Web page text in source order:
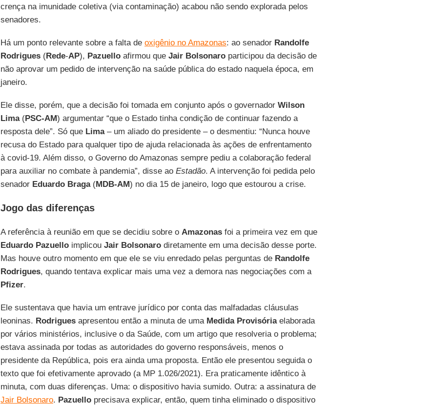
crença na imunidade coletiva (via contaminação) acabou não sendo explorada pelos
senadores.
Há um ponto relevante sobre a falta de oxigênio no Amazonas: ao senador Randolfe
Rodrigues(Rede-AP), Pazuelloafirmou que Jair Bolsonaroparticipou da decisão de
não aprovar um pedido de intervenção na saúde pública do estado naquela época, em
janeiro.
Ele disse, porém, que a decisão foi tomada em conjunto após o governador Wilson
Lima(PSC-AM) argumentar “que o Estado tinha condição de continuar fazendo a
resposta dele”. Só que Lima– um aliado do presidente – o desmentiu: “Nunca houve
recusa do Estado para qualquer tipo de ajuda relacionada às ações de enfrentamento
à covid-19. Além disso, o Governo do Amazonas sempre pediu a colaboração federal
para auxiliar no combate à pandemia”, disse ao Estadão. A intervenção foi pedida pelo
senador Eduardo Braga(MDB-AM) no dia 15 de janeiro, logo que estourou a crise.
Jogo das diferenças
A referência à reunião em que se decidiu sobre o Amazonasfoi a primeira vez em que
Eduardo Pazuelloimplicou Jair Bolsonarodiretamente em uma decisão desse porte.
Mas houve outro momento em que ele se viu enredado pelas perguntas de Randolfe
Rodrigues, quando tentava explicar mais uma vez a demora nas negociações com a
Pfizer.
Ele sustentava que havia um entrave jurídico por conta das malfadadas cláusulas
leoninas. Rodriguesapresentou então a minuta de uma Medida Provisóriaelaborada
por vários ministérios, inclusive o da Saúde, com um artigo que resolveria o problema;
estava assinada por todas as autoridades do governo responsáveis, menos o
presidente da República, pois era ainda uma proposta. Então ele presentou seguida o
texto que foi efetivamente aprovado (a MP 1.026/2021). Era praticamente idêntico à
minuta, com duas diferenças. Uma: o dispositivo havia sumido. Outra: a assinatura de
Jair Bolsonaro. Pazuelloprecisava explicar, então, quem tinha eliminado o dispositivo